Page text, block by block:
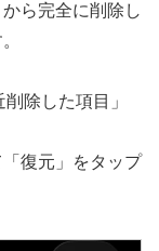
ら完全に削除し
除した項目」
復元」をタップ